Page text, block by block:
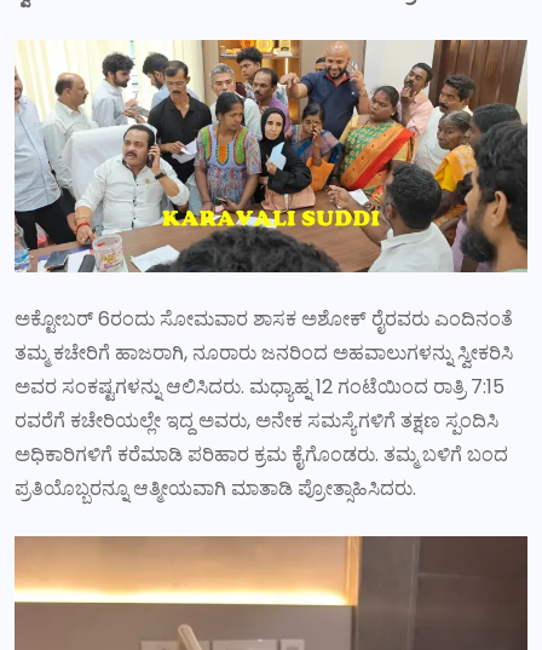
ಅಕ್ಟೋಬರ್ 6ರಂದು ಸೋಮವಾರ ಶಾಸಕ ಅಶೋಕ್ ರೈರವರು ಎಂದಿನಂತೆ
ತಮ್ಮ ಕಚೇರಿಗೆ ಹಾಜರಾಗಿ, ನೂರಾರು ಜನರಿಂದ ಅಹವಾಲುಗಳನ್ನು ಸ್ವೀಕರಿಸಿ
ಅವರ ಸಂಕಷ್ಟಗಳನ್ನು ಆಲಿಸಿದರು. ಮಧ್ಯಾಹ್ನ 12 ಗಂಟೆಯಿಂದ ರಾತ್ರಿ 7:15
ರವರೆಗೆ ಕಚೇರಿಯಲ್ಲೇ ಇದ್ದ ಅವರು, ಅನೇಕ ಸಮಸ್ಯೆಗಳಿಗೆ ತಕ್ಷಣ ಸ್ಪಂದಿಸಿ
ಅಧಿಕಾರಿಗಳಿಗೆ ಕರೆಮಾಡಿ ಪರಿಹಾರ ಕ್ರಮ ಕೈಗೊಂಡರು. ತಮ್ಮ ಬಳಿಗೆ ಬಂದ
ಪ್ರತಿಯೊಬ್ಬರನ್ನೂ ಆತ್ಮೀಯವಾಗಿ ಮಾತಾಡಿ ಪ್ರೋತ್ಸಾಹಿಸಿದರು.